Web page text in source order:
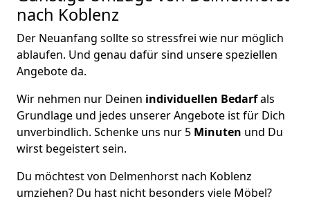
nach Koblenz
Der Neuanfang sollte so stressfrei wie nur möglich
ablaufen. Und genau dafür sind unsere speziellen
Angebote da.
Wir nehmen nur Deinen individuellen Bedarfals
Grundlage und jedes unserer Angebote ist für Dich
unverbindlich. Schenke uns nur 5 Minuten und Du
wirst begeistert sein.
Du möchtest von Delmenhorst nach Koblenz
umziehen? Du hast nicht besonders viele Möbel?